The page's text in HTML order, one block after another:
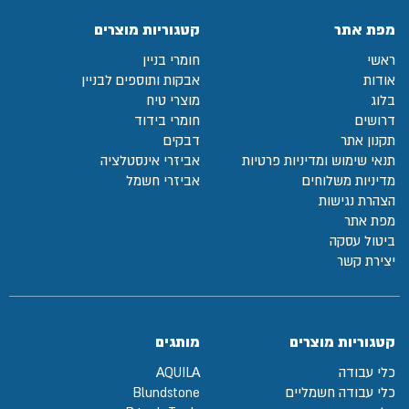
מפת אתר
ראשי
אודות
בלוג
דרושים
תקנון אתר
תנאי שימוש ומדיניות פרטיות
מדיניות משלוחים
הצהרת נגישות
מפת אתר
ביטול עסקה
יצירת קשר
קטגוריות מוצרים
חומרי בניין
אבקות ותוספים לבניין
מוצרי טיח
חומרי בידוד
דבקים
אביזרי אינסטלציה
אביזרי חשמל
קטגוריות מוצרים
כלי עבודה
כלי עבודה חשמליים
מותגים
AQUILA
Blundstone